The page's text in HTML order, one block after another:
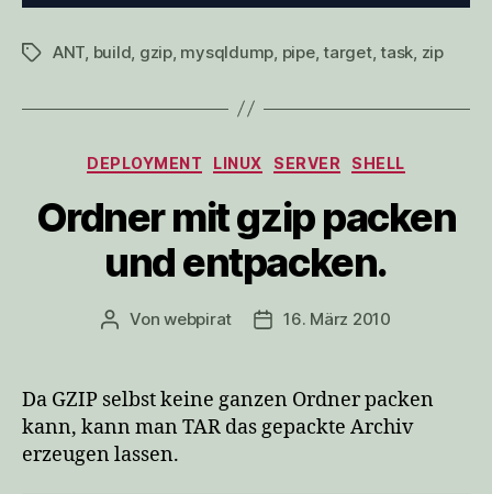
Schlagwörter
ANT build gzip, mysqldump pipe,target,task zip
Kategorien
DEPLOYMENT LINUX SERVER SHELL
Ordner mit gzip packen
und entpacken.
Beitragsautor
Vonwebpirat Veröffentlichungsdatum
16. März 2010
Da GZIP selbst keine ganzen Ordner packen
kann, kann man TAR das gepackte Archiv
erzeugen lassen.